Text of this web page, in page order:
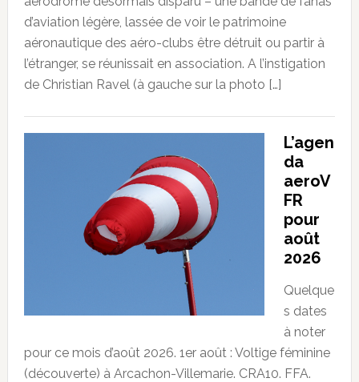
d’aviation légère, lassée de voir le patrimoine
aéronautique des aéro-clubs être détruit ou partir à
l’étranger, se réunissait en association. A l’instigation
de Christian Ravel (à gauche sur la photo […]
L’agen
da
aeroV
FR
pour
août
2026
Quelque
s dates
à noter
pour ce mois d’août 2026. 1er août : Voltige féminine
(découverte) à Arcachon-Villemarie. CRA10. FFA.